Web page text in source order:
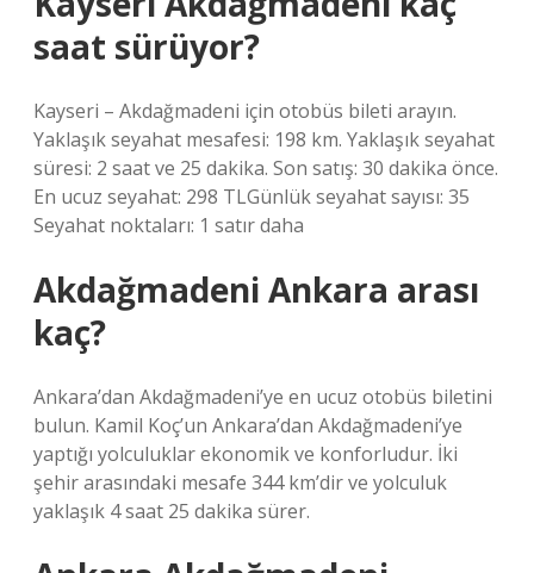
saat sürüyor?
Kayseri – Akdağmadeni için otobüs bileti arayın.
Yaklaşık seyahat mesafesi: 198 km. Yaklaşık seyahat
süresi: 2 saat ve 25 dakika. Son satış: 30 dakika önce.
En ucuz seyahat: 298 TLGünlük seyahat sayısı: 35
Seyahat noktaları: 1 satır daha
Akdağmadeni Ankara arası
kaç?
Ankara’dan Akdağmadeni’ye en ucuz otobüs biletini
bulun. Kamil Koç’un Ankara’dan Akdağmadeni’ye
yaptığı yolculuklar ekonomik ve konforludur. İki
şehir arasındaki mesafe 344 km’dir ve yolculuk
yaklaşık 4 saat 25 dakika sürer.